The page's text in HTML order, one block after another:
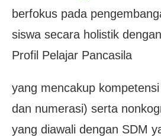
berfokus pada
siswa secara holistik
Profil Pelajar Pancasila
yang mencakup
dan numerasi) serta
yang diawali dengan SDM